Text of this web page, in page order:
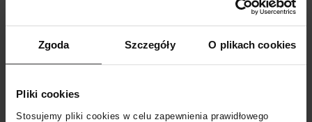
Zgoda Szczegóły O plikach cookies
Pliki cookies
Stosujemy pliki cookies w celu zapewnienia prawidłowego
Rozmiarówka standardowa
Tabela rozmiarów